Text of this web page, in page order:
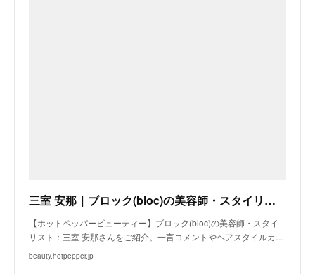
三室 安那｜ブロック(bloc)の美容師・スタイリスト｜ホットペッパービューティー
【ホットペッパービューティー】ブロック(bloc)の美容師・スタイ
リスト：三室 安那さんをご紹介。一言コメントやヘアスタイルカ…
beauty.hotpepper.jp